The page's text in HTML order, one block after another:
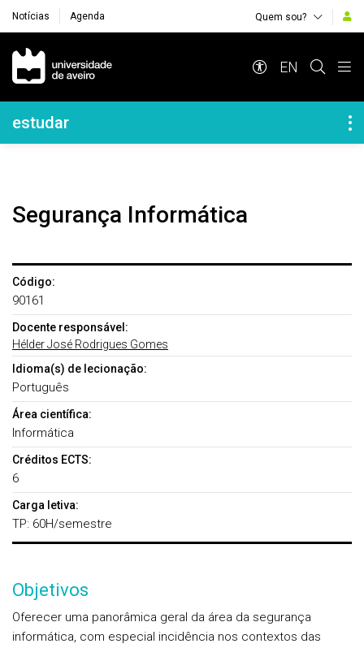
Notícias Agenda Quem sou?
Navegação Principal
EN
Navegação Lateral
estudar
Segurança Informática
Código:
90161
Docente responsável:
Hélder José Rodrigues Gomes
Idioma(s) de lecionação:
Português
Área científica:
Informática
Créditos ECTS:
6
Carga letiva:
TP: 60H/semestre
Objetivos
Oferecer uma panorâmica geral da área da segurança
informática, com especial incidência nos contextos das